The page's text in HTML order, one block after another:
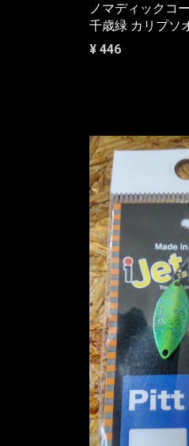
ノマディックコ
千歳緑 カリプソ
¥ 446